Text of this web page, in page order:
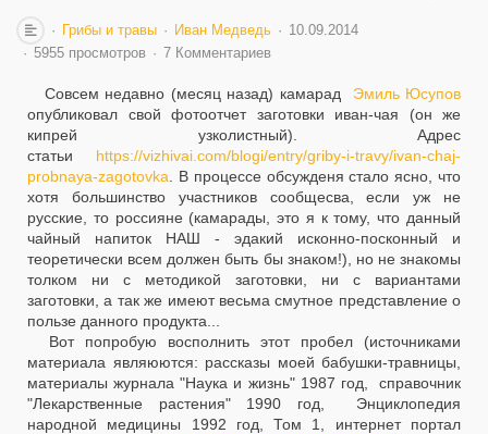
Грибы и травы Иван Медведь
10.09.2014
5955 просмотров
7 Комментариев
Совсем недавно (месяц назад) камарад
Эмиль Юсупов
опубликовал свой фотоотчет заготовки иван-чая (он же
кипрей узколистный). Адрес
статьи https://vizhivai.com/blogi/entry/griby-i-travy/ivan-chaj-
probnaya-zagotovka . В процессе обсужденя стало ясно, что
хотя большинство участников сообщесва, если уж не
русские, то россияне (камарады, это я к тому, что данный
чайный напиток НАШ - эдакий исконно-посконный и
теоретически всем должен быть бы знаком!), но не знакомы
толком ни с методикой заготовки, ни с вариантами
заготовки, а так же имеют весьма смутное представление о
пользе данного продукта...
Вот попробую восполнить этот пробел (источниками
материала являюются: рассказы моей бабушки-травницы,
материалы журнала "Наука и жизнь" 1987 год, справочник
"Лекарственные растения" 1990 год, Энциклопедия
народной медицины 1992 год, Том 1, интернет портал